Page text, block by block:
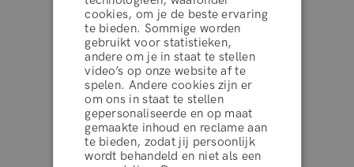
Uitstekend
4.2 van de 5 10.000+ reviews
op
cookies, om je de beste ervaring
te bieden. Sommige worden
gebruikt voor statistieken,
andere om je in staat te stellen
video’s op onze website af te
spelen. Andere cookies zijn er
om ons in staat te stellen
gepersonaliseerde en op maat
gemaakte inhoud en reclame aan
te bieden, zodat jij persoonlijk
wordt behandeld en niet als een